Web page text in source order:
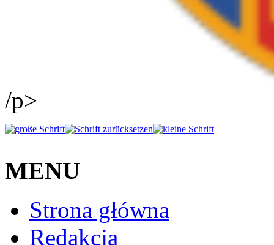
/p>
MENU
Strona główna
Redakcja